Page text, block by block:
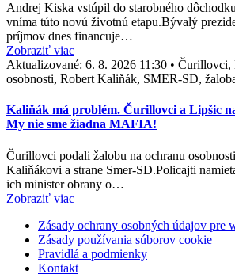
Andrej Kiska vstúpil do starobného
vníma túto novú životnú etapu.Bývalý
príjmov dnes financuje…
Zobraziť viac
Aktualizované: 6. 8. 2026 11:30 • Čurillovci,
osobnosti, Robert Kaliňák, SMER-SD,
Kaliňák má problém. Čurillovci a Lipšic
My nie sme žiadna MAFIA!
Čurillovci podali žalobu na ochranu
Kaliňákovi a strane Smer-SD.Policajti
ich minister obrany o…
Zobraziť viac
Zásady ochrany osobných údajov pre
Zásady používania súborov cookie
Pravidlá a podmienky
Kontakt